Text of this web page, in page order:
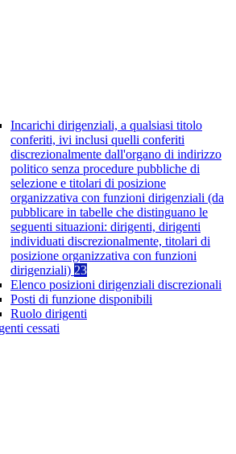
Incarichi dirigenziali, a qualsiasi titolo
conferiti, ivi inclusi quelli conferiti
discrezionalmente dall'organo di indirizzo
politico senza procedure pubbliche di
selezione e titolari di posizione
organizzativa con funzioni dirigenziali (da
pubblicare in tabelle che distinguano le
seguenti situazioni: dirigenti, dirigenti
individuati discrezionalmente, titolari di
posizione organizzativa con funzioni
dirigenziali) 23
Elenco posizioni dirigenziali discrezionali
Posti di funzione disponibili
Ruolo dirigenti
cessati